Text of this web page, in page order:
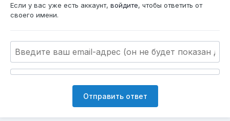
Если у вас уже есть аккаунт, войдите, чтобы ответить от
своего имени.
Отправить ответ